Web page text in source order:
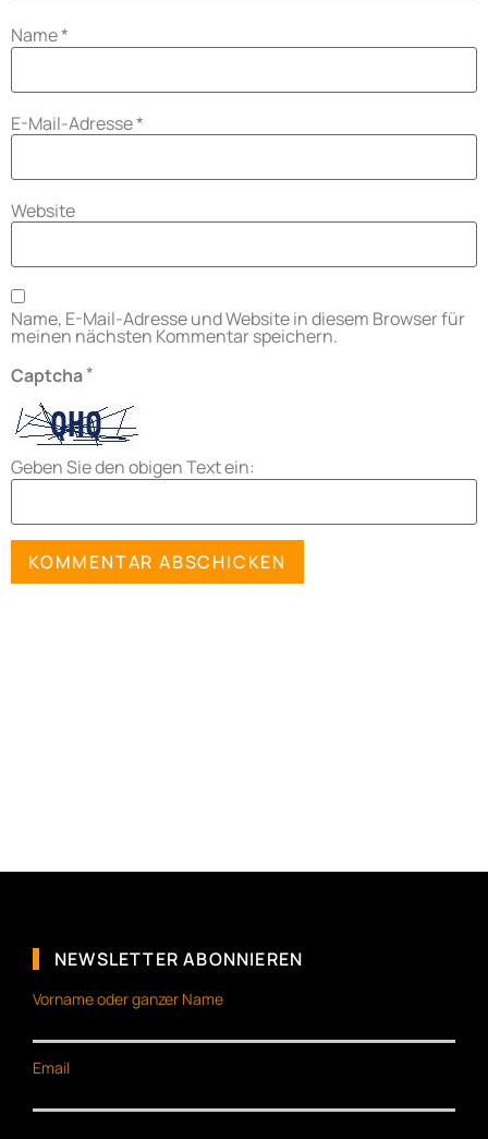
Name*
E-Mail-Adresse*
Website
Name, E-Mail-Adresse und Website in diesem Browser für
meinen nächsten Kommentar speichern.
Captcha*
Geben Sie den obigen Text ein:
NEWSLETTER ABONNIEREN
Vorname oder ganzer Name
Email